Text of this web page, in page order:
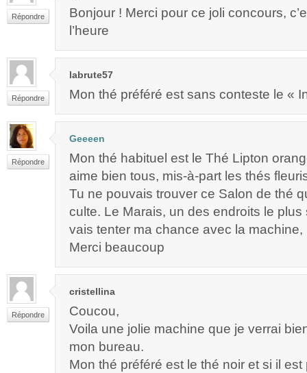
Répondre
Bonjour ! Merci pour ce joli concours,
l’heure
Répondre
labrute57
Mon thé préféré est sans conteste le «
Répondre
Geeeen
Mon thé habituel est le Thé Lipton
aime bien tous, mis-à-part les thés
Tu ne pouvais trouver ce Salon de thé
culte. Le Marais, un des endroits le
vais tenter ma chance avec la machine,
Merci beaucoup
Répondre
cristellina
Coucou,
Voila une jolie machine que je verrai
mon bureau.
Mon thé préféré est le thé noir et si il